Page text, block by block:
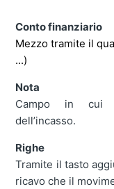
Conto finanziario
Mezzo tramite il
...)
Nota
Campo in cui
dell’incasso.
Righe
Tramite il tasto
ricavo che il